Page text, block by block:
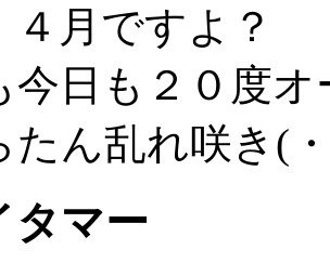
４月ですよ？
今日も２０度
たん乱れ咲き(
タマー